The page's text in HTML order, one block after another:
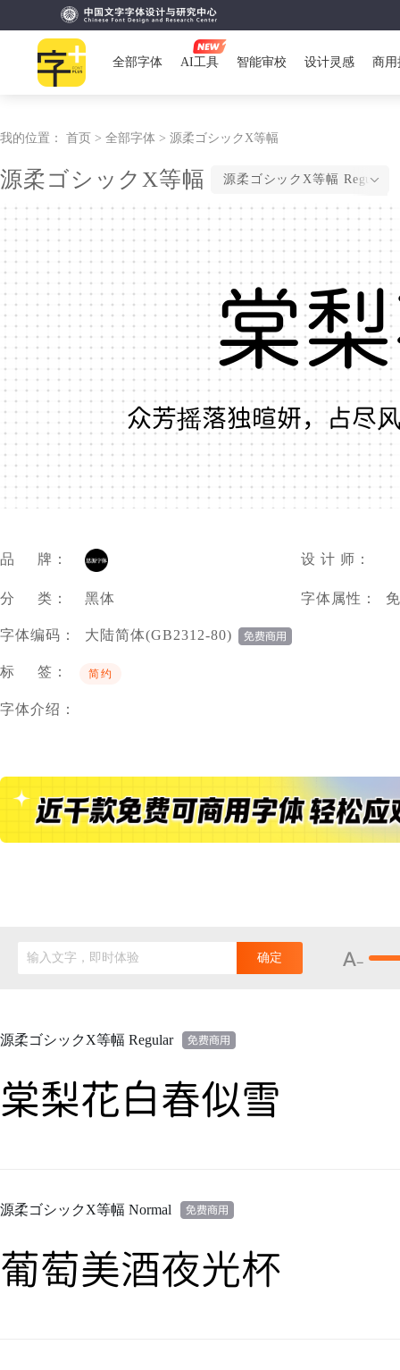
全部字体 AI工具 智能审校 设计灵感 商用
我的位置： 首页 > 全部字体 > 源柔ゴシックX等幅
源柔ゴシックX等幅 源柔ゴシックX等幅 Regular
棠
众芳摇落独暄妍，占尽
品 牌： 设 计 师：
分 类： 黑体 字体属性：
字体编码： 大陆简体(GB2312-80)
标 签： 简约
字体介绍：
输入文字，即时体验 确定
源柔ゴシックX等幅 Regular
棠梨花白春似雪
源柔ゴシックX等幅 Normal
葡萄美酒夜光杯